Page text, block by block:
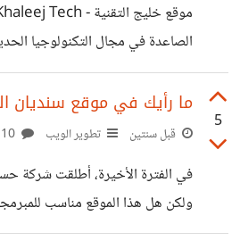
الصاعدة في مجال التكنولوجيا
معرفية متجددة حول كل ما يخص
العالم العربي والعالمي. يعمل فريق
التطورات في مجالات مثل: الذكاء
الذكية، أنظمة التشغيل، تقنيات الأمن
والاتجاهات الناشئة في عالم
5
ما رأيك في موقع سنديان
قبل سنتين تطوير الويب
في الفترة الأخيرة، أطلقت
ولكن هل هذا الموقع مناسب
الاستغناء عن شراء الاستضافة